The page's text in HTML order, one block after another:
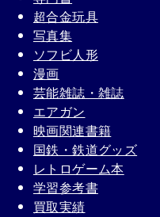
超合金玩具
写真集
ソフビ人形
漫画
芸能雑誌・雑誌
エアガン
映画関連書籍
国鉄・鉄道グッズ
レトロゲーム本
学習参考書
買取実績